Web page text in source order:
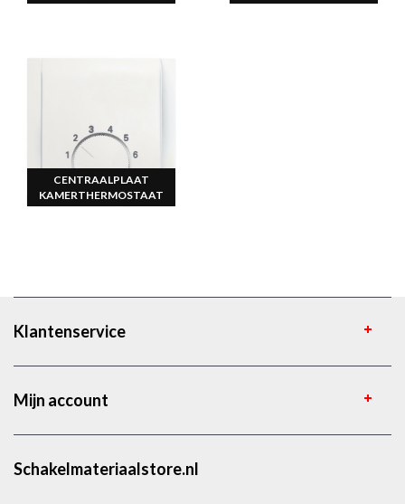
CENTRAALPLAAT
KAMERTHERMOSTAAT
Klantenservice
Mijn account
Schakelmateriaalstore.nl